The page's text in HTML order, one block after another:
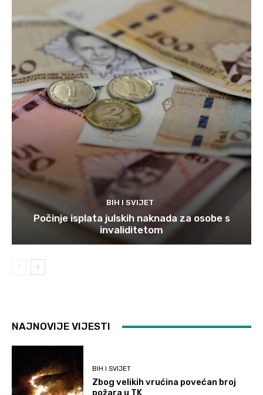
BIH I SVIJET
Počinje isplata julskih naknada za osobe s
invaliditetom
NAJNOVIJE VIJESTI
BIH I SVIJET
Zbog velikih vrućina povećan broj
požara u TK